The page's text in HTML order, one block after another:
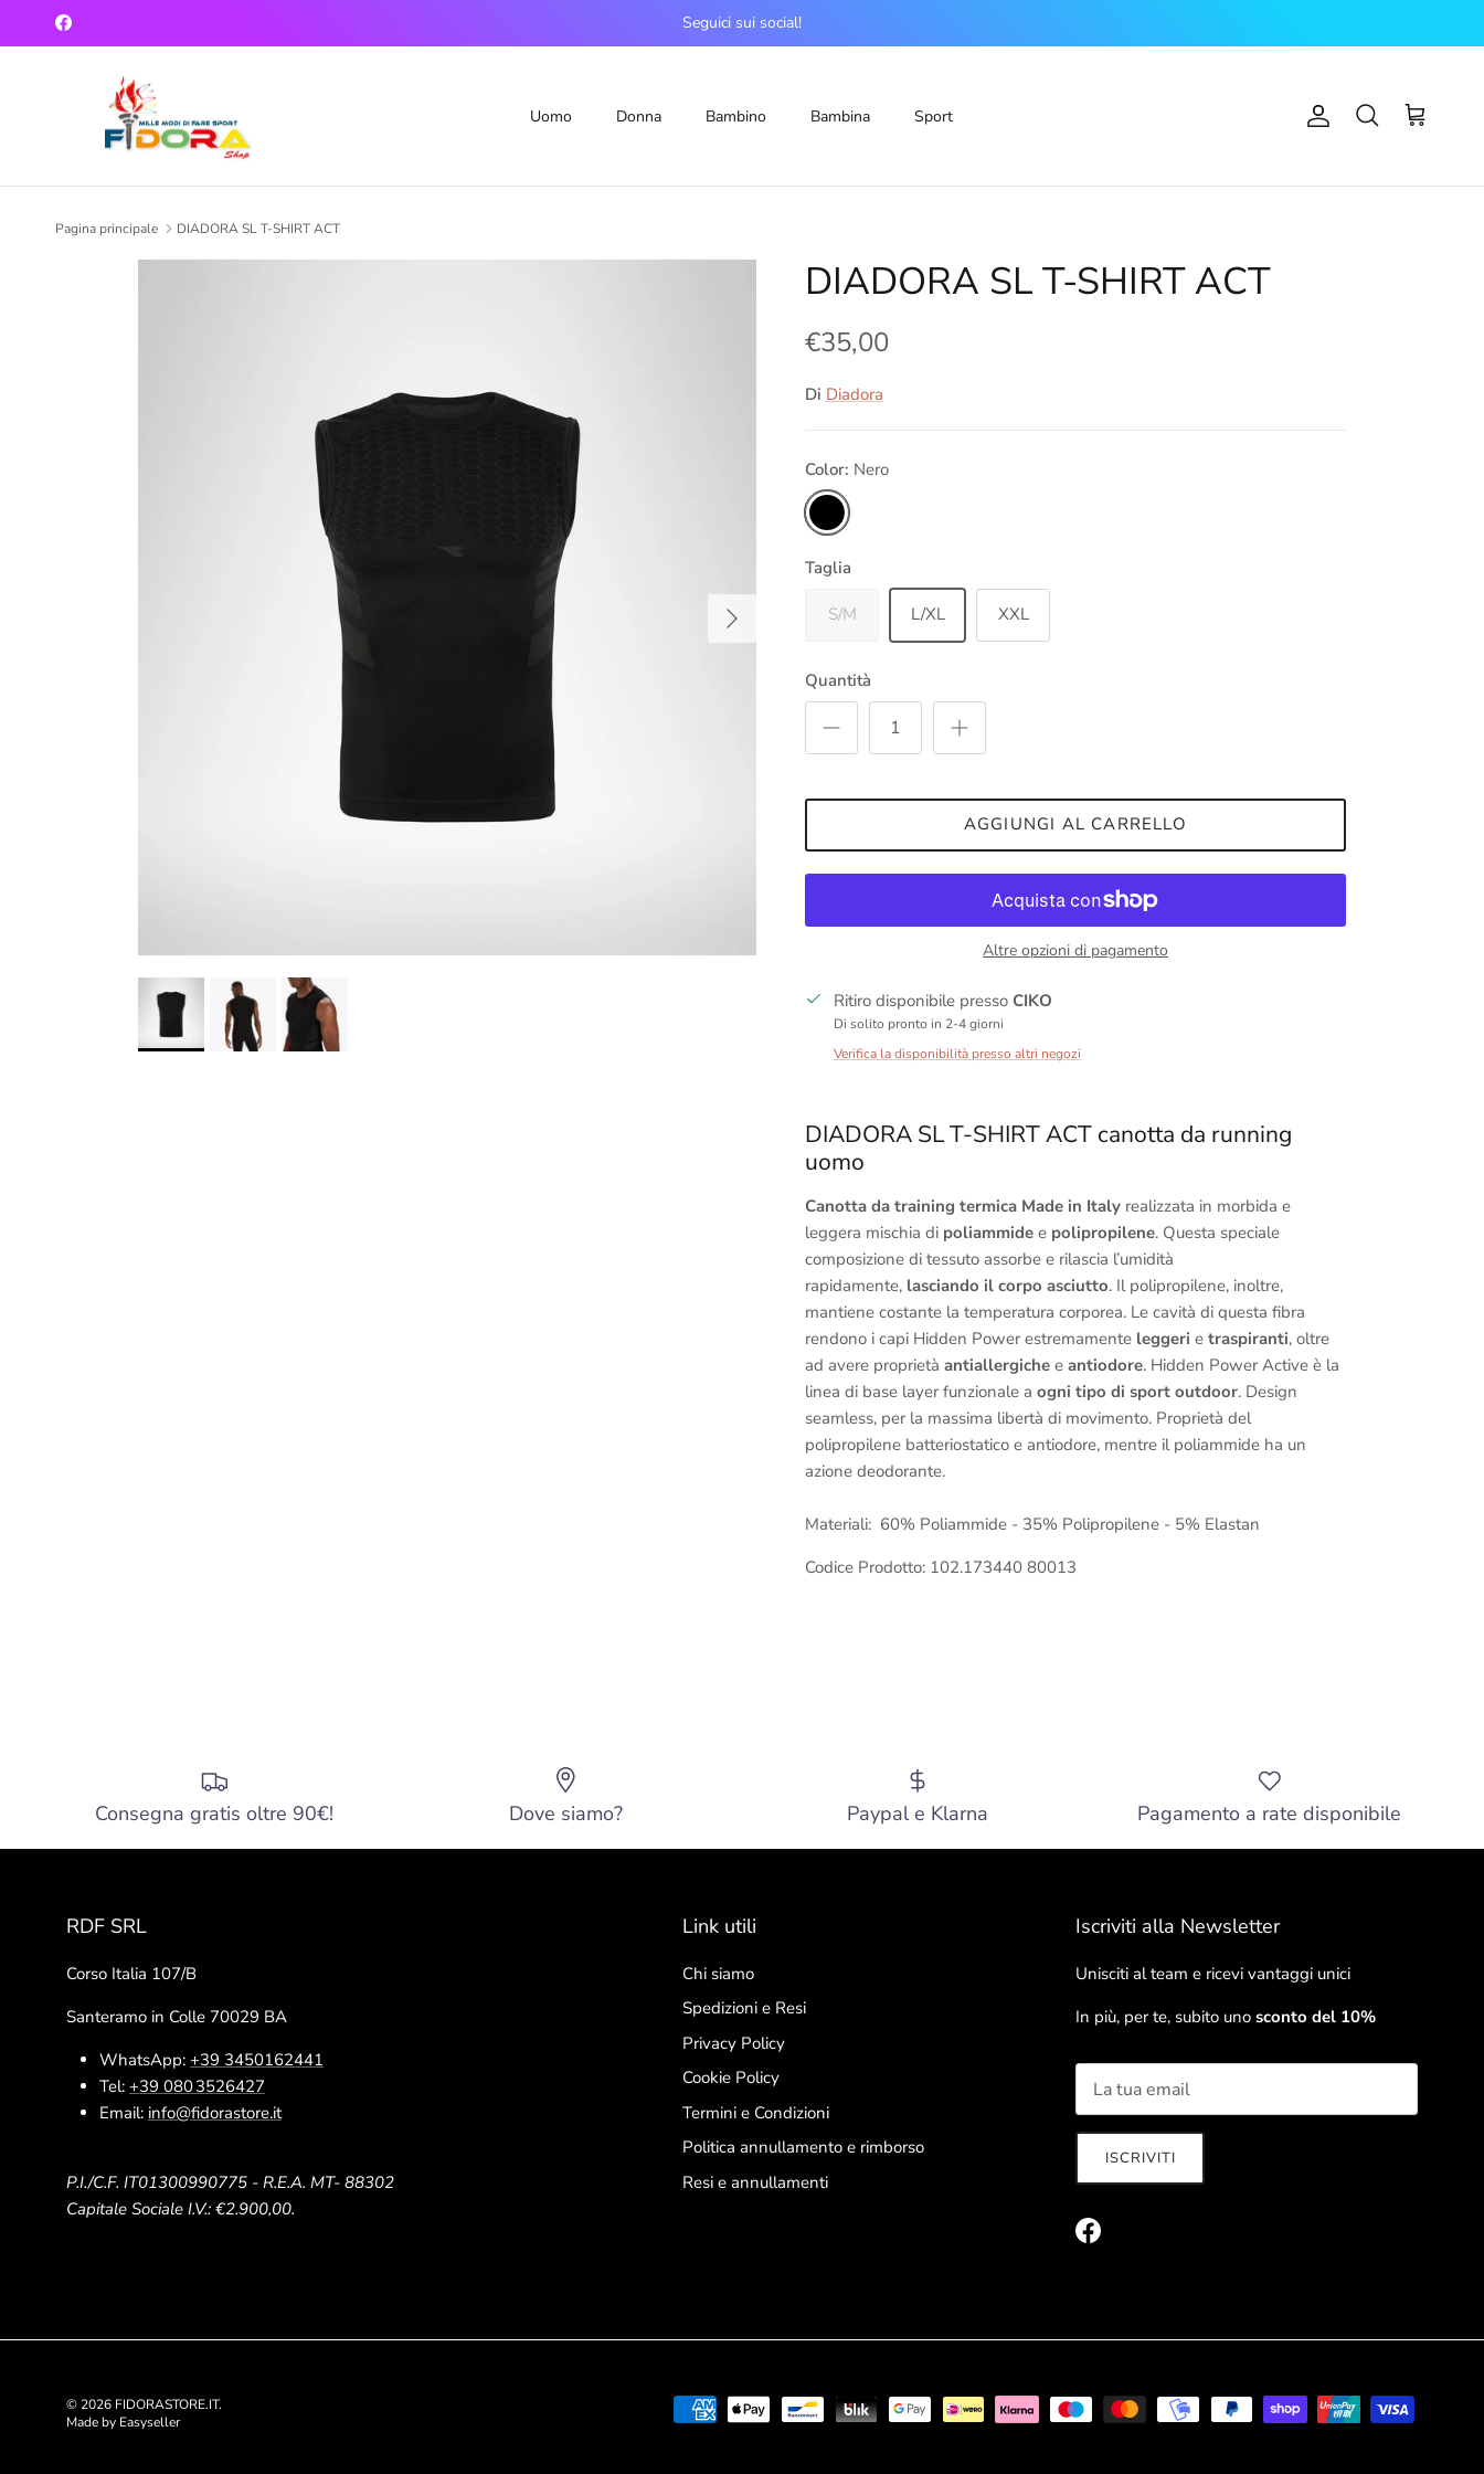
Passa ai contenuti
Facebook Seguici sui social!
Uomo Donna Bambino Bambina Sport Account
Cerca Carrello
Pagina principale DIADORA SL T-SHIRT ACT
Avanti
DIADORA SL T-SHIRT ACT
€35,00
Di Diadora
Color: Nero
Nero
Taglia
S/M L/XL XXL
Quantità
AGGIUNGI AL CARRELLO
Altre opzioni di pagamento
Ritiro disponibile presso CIKO
Di solito pronto in 2-4 giorni
Verifica la disponibilità presso altri negozi
DIADORA SL T-SHIRT ACT canotta da running
uomo
Canotta da training termica Made in Italyrealizzata in morbida e
leggera mischia di poliammidee polipropilene. Questa speciale
composizione di tessuto assorbe e rilascia l’umidità
rapidamente, lasciando il corpo asciutto. Il polipropilene, inoltre,
mantiene costante la temperatura corporea. Le cavità di questa fibra
rendono i capi Hidden Power estremamente leggeri e traspiranti, oltre
ad avere proprietà antiallergichee antiodore. Hidden Power Active è la
linea di base layer funzionale a ogni tipo di sport outdoor. Design
seamless, per la massima libertà di movimento. Proprietà del
polipropilene batteriostatico e antiodore, mentre il poliammide ha un
azione deodorante.
Materiali: 60% Poliammide - 35% Polipropilene - 5% Elastan
Codice Prodotto: 102.173440 80013
Consegna gratis oltre 90€! Dove siamo? Paypal e Klarna Pagamento a rate disponibile
RDF SRL
Corso Italia 107/B
Santeramo in Colle 70029 BA
WhatsApp: +39 3450162441
Tel: +39 080 3526427
Email: info@fidorastore.it
P.I./C.F. IT01300990775 - R.E.A. MT- 88302
Capitale Sociale I.V.: €2.900,00.
Link utili
Chi siamo
Spedizioni e Resi
Privacy Policy
Cookie Policy
Termini e Condizioni
Politica annullamento e rimborso
Resi e annullamenti
Iscriviti alla Newsletter
Unisciti al team e ricevi vantaggi unici
In più, per te, subito uno sconto del 10%
ISCRIVITI
Facebook
© 2026 FIDORASTORE.IT.
Made by Easyseller
Resta aggiornato sulle ultime novità e ricevi vantaggi unici!